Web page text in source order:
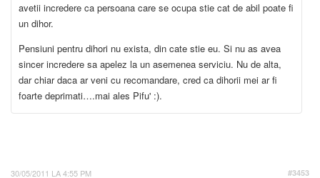
avetii incredere ca persoana care se ocupa stie cat de abil poate fi
un dihor.
Pensiuni pentru dihori nu exista, din cate stie eu. Si nu as avea
sincer incredere sa apelez la un asemenea serviciu. Nu de alta,
dar chiar daca ar veni cu recomandare, cred ca dihorii mei ar fi
foarte deprimati….mai ales Pifu' :).
30/05/2011 LA 4:55 PM #3453